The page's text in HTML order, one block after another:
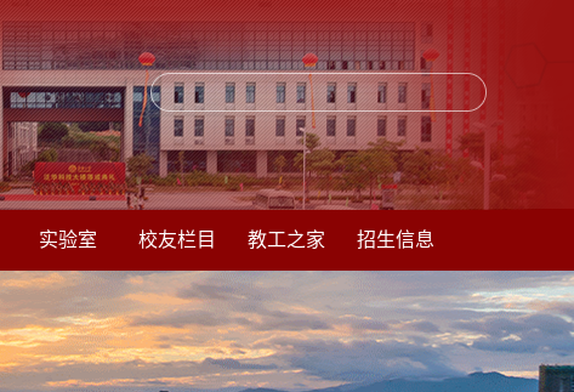
实验室 校友栏目 教工之家 招生信息